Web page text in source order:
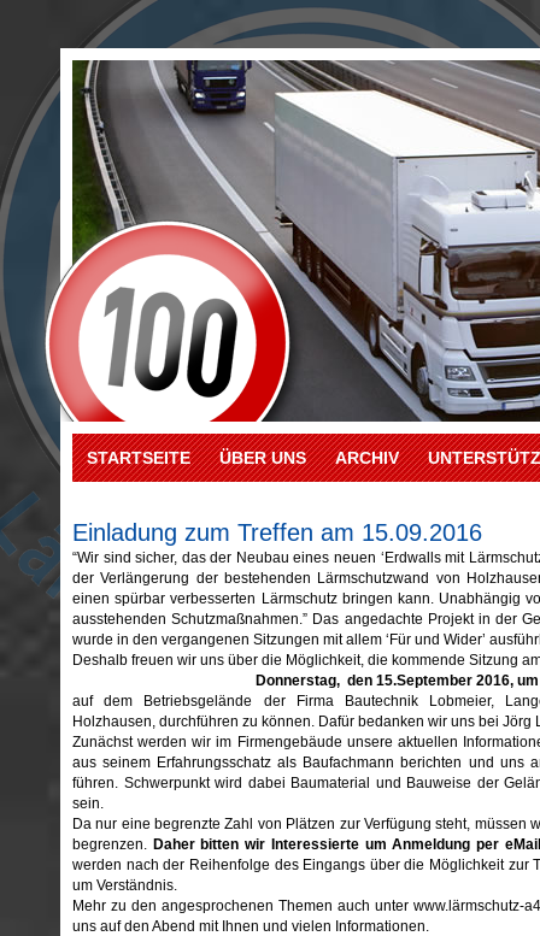
STARTSEITE ÜBER UNS ARCHIV
Einladung zum Treffen am 15.09.2016
“Wir sind sicher, das der Neubau eines neuen ‘Erdwalls mit
der Verlängerung der bestehenden Lärmschutzwand von
einen spürbar verbesserten Lärmschutz bringen kann. Unabhängig
ausstehenden Schutzmaßnahmen.” Das angedachte Projekt in der
wurde in den vergangenen Sitzungen mit allem ‘Für und Wider’
Deshalb freuen wir uns über die Möglichkeit, die kommende Sitzung
Donnerstag, den 15.September 2016,
auf dem Betriebsgelände der Firma Bautechnik Lobmeier,
Holzhausen, durchführen zu können. Dafür bedanken wir uns bei Jörg
Zunächst werden wir im Firmengebäude unsere aktuellen
aus seinem Erfahrungsschatz als Baufachmann berichten und uns
führen. Schwerpunkt wird dabei Baumaterial und Bauweise der
sein.
Da nur eine begrenzte Zahl von Plätzen zur Verfügung steht, müssen
begrenzen. Daher bitten wir Interessierte um Anmeldung per
werden nach der Reihenfolge des Eingangs über die Möglichkeit zur
um Verständnis.
Mehr zu den angesprochenen Themen auch unter www.lärmschutz-
uns auf den Abend mit Ihnen und vielen Informationen.